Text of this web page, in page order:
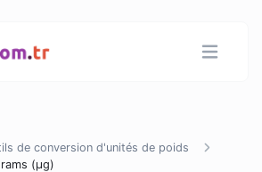
de conversion d'unités de poids
(µg)